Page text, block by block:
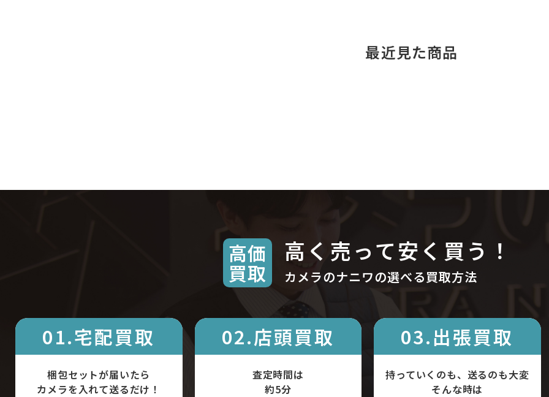
最近見た商品
高価
買取
高く売って安く買う！
カメラのナニワの選べる買取方法
01.宅配買取
梱包セットが届いたら
カメラを入れて送るだけ！
02.店頭買取
査定時間は
約5分
03.出張買取
持っていくのも、送るのも大変
そんな時は